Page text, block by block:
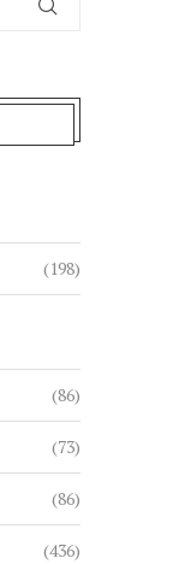
(198)
(86)
(73)
(86)
(436)